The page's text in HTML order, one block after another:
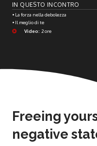
IN QUESTO INCONTRO
• La forza nella debolezza
• Il meglio di te
Video: 2 ore
Freeing
negative